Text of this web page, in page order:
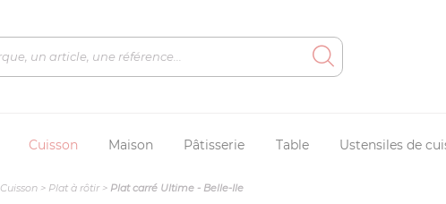
Cuisson Maison Pâtisserie Table Ustensiles de
Cuisson > Plat à rôtir> Plat carré Ultime - Belle-Ile